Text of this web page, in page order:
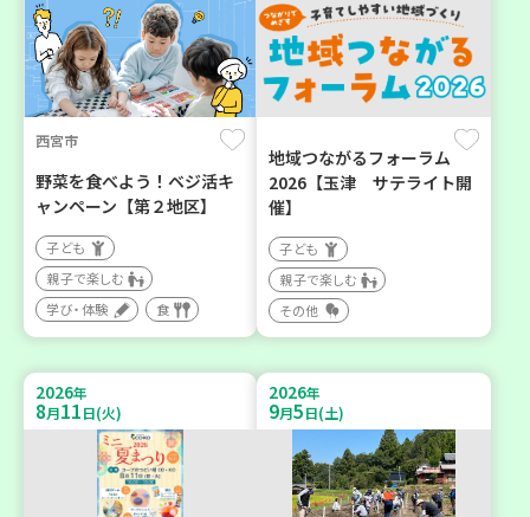
西宮市
野菜を食べよう！ベジ活キ
ャンペーン【第２地区】
子ども
親子で楽しむ
学び・体験
食
地域つながるフォーラム
2026【玉津 サテライト開
催】
子ども
親子で楽しむ
その他
2026年
8月11日(火)
2026年
9月5日(土)